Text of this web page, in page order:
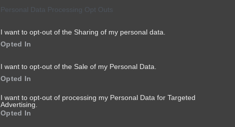
Personal Data Processing Opt Outs
I want to opt-out of the Sharing of my personal data.
Opted In
I want to opt-out of the Sale of my Personal Data.
Opted In
I want to opt-out of processing my Personal Data for Targeted
Advertising.
Opted In
Inne